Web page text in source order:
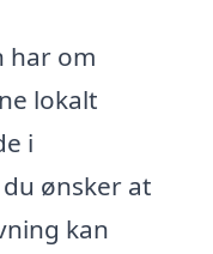
har om
lokalt
i
ønsker at
kan